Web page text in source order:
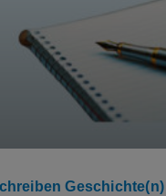
Geschichte(n)